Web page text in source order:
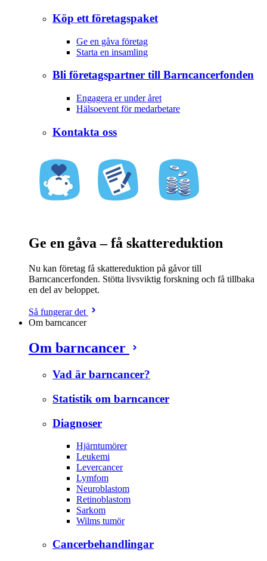
Köp ett företagspaket
Ge en gåva företag
Starta en insamling
Bli företagspartner till Barncancerfonden
Engagera er under året
Hälsoevent för medarbetare
Kontakta oss
Ge en gåva – få skattereduktion
Nu kan företag få skattereduktion på gåvor till
Barncancerfonden. Stötta livsviktig forskning och få tillbaka
en del av beloppet.
Så fungerar det
Om barncancer
Om barncancer
Vad är barncancer?
Statistik om barncancer
Diagnoser
Hjärntumörer
Leukemi
Levercancer
Lymfom
Neuroblastom
Retinoblastom
Sarkom
Wilms tumör
Cancerbehandlingar